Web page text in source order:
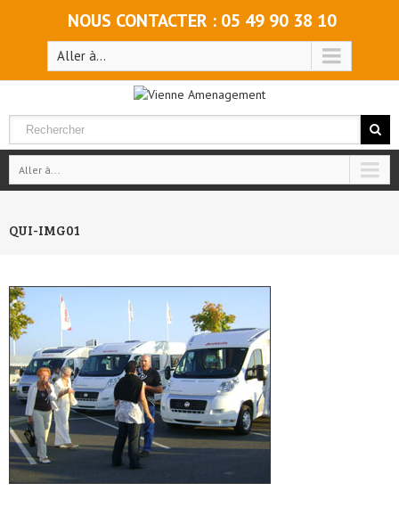
NOUS CONTACTER : 05 49 90 38 10
Aller à...
Aller à...
QUI-IMG01